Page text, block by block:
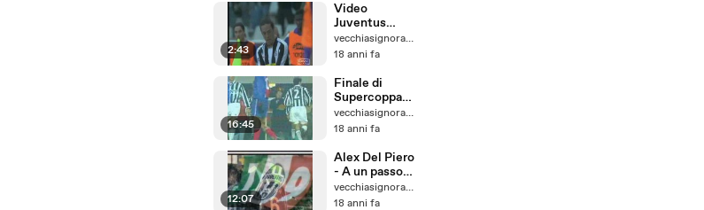
2:43
Video
Juventus
2007/2008 vecchiasignoracom
18 anni fa
16:45
Finale di
Supercoppa
Europea 1997vecchiasignoracom
18 anni fa
12:07
Alex Del Piero
- A un passo
dal mito 2
parte
vecchiasignoracom
18 anni fa